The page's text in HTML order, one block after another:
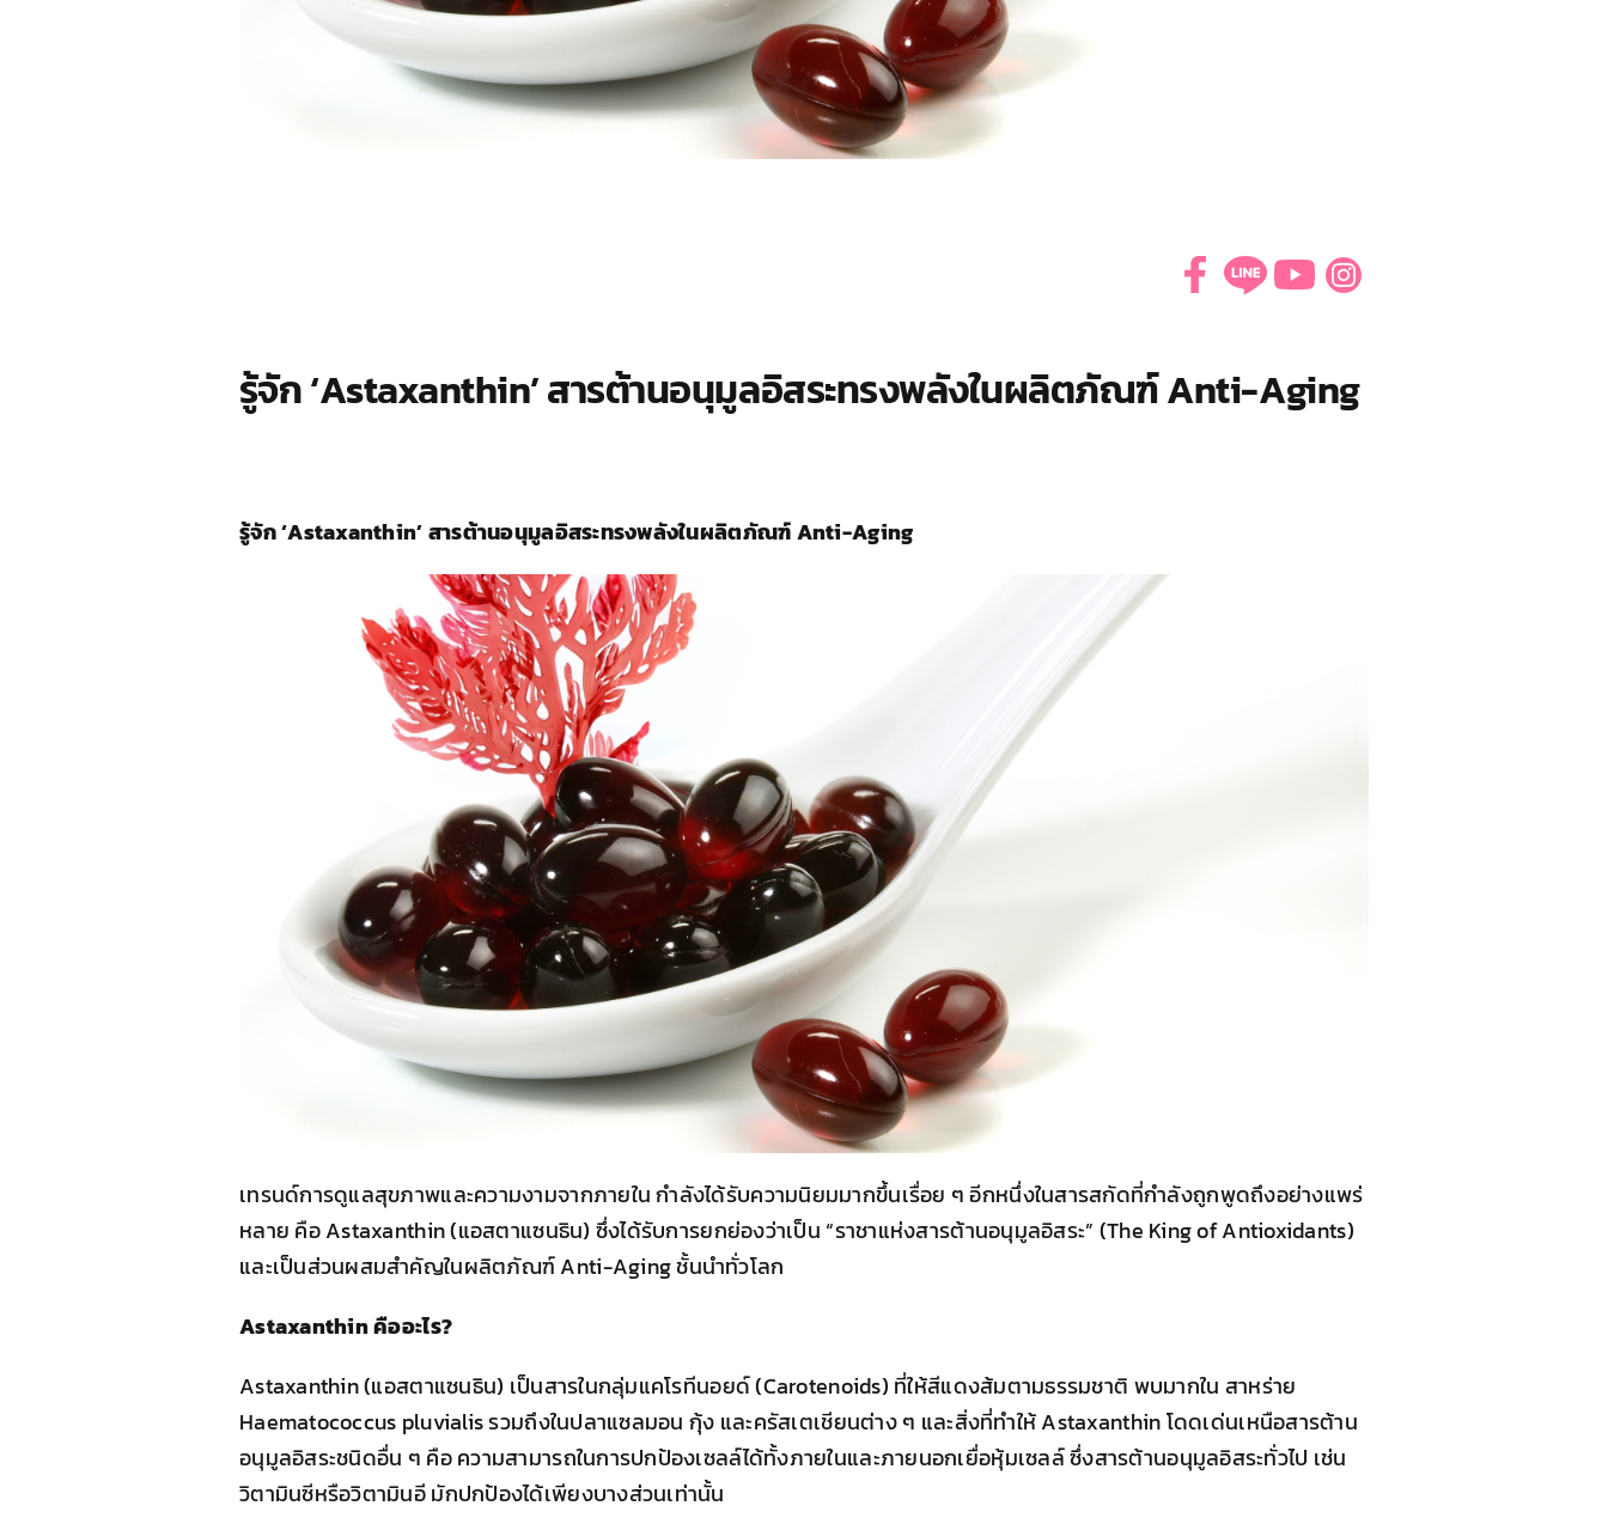
รู้จัก ‘Astaxanthin’ สารต้านอนุมูลอิสระทรงพลังในผลิตภัณฑ์ Anti-Aging
รู้จัก ‘Astaxanthin’ สารต้านอนุมูลอิสระทรงพลังในผลิตภัณฑ์ Anti-Aging
เทรนด์การดูแลสุขภาพและความงามจากภายใน กำลังได้รับความนิยมมากขึ้นเรื่อย ๆ อีกหนึ่งในสารสกัดที่กำลังถูกพูดถึงอย่างแพร่
หลาย คือ Astaxanthin (แอสตาแซนธิน) ซึ่งได้รับการยกย่องว่าเป็น “ราชาแห่งสารต้านอนุมูลอิสระ” (The King of Antioxidants)
และเป็นส่วนผสมสำคัญในผลิตภัณฑ์ Anti-Aging ชั้นนำทั่วโลก
Astaxanthin คืออะไร?
Astaxanthin (แอสตาแซนธิน) เป็นสารในกลุ่มแคโรทีนอยด์ (Carotenoids) ที่ให้สีแดงส้มตามธรรมชาติ พบมากใน สาหร่าย
Haematococcus pluvialis รวมถึงในปลาแซลมอน กุ้ง และครัสเตเชียนต่าง ๆ และสิ่งที่ทำให้ Astaxanthin โดดเด่นเหนือสารต้าน
อนุมูลอิสระชนิดอื่น ๆ คือ ความสามารถในการปกป้องเซลล์ได้ทั้งภายในและภายนอกเยื่อหุ้มเซลล์ ซึ่งสารต้านอนุมูลอิสระทั่วไป เช่น
วิตามินซีหรือวิตามินอี มักปกป้องได้เพียงบางส่วนเท่านั้น